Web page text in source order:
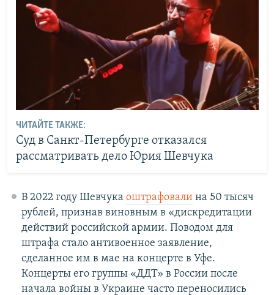
ЧИТАЙТЕ ТАКЖЕ:
Суд в Санкт-Петербурге отказался
рассматривать дело Юрия Шевчука
В 2022 году Шевчука оштрафовалина 50 тысяч
рублей, признав виновным в «дискредитации
действий российской армии. Поводом для
штрафа стало антивоенное заявление,
сделанное им в мае на концерте в Уфе.
Концерты его группы «ДДТ» в России после
начала войны в Украине часто переносились